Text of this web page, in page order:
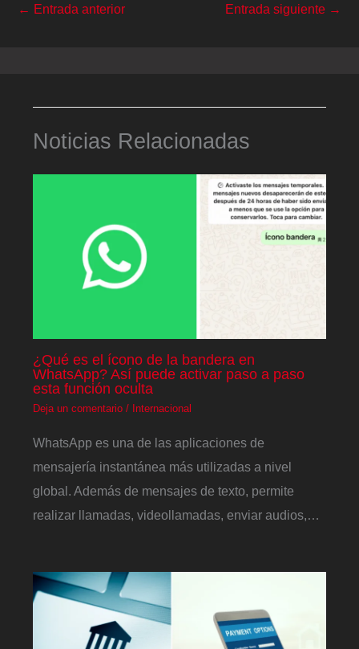
← Entrada anterior Entrada siguiente →
Noticias Relacionadas
¿Qué es el ícono de la bandera en
WhatsApp? Así puede activar paso a paso
esta función oculta
Deja un comentario / Internacional
WhatsApp es una de las aplicaciones de
mensajería instantánea más utilizadas a nivel
global. Además de mensajes de texto, permite
realizar llamadas, videollamadas, enviar audios,…